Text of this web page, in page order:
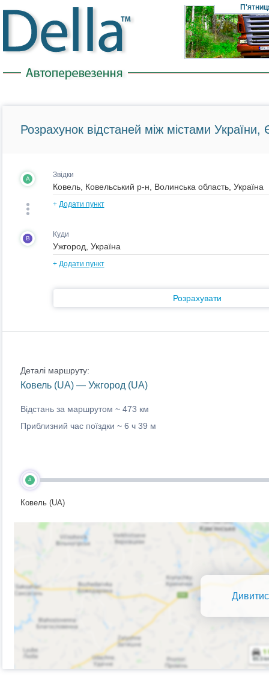
Розрахунок відстаней між містами України,
A Звідки
+ Додати пункт
B Куди
+ Додати пункт
Розрахувати
Деталі маршруту:
Ковель (UA) — Ужгород (UA)
Відстань за маршрутом ~ 473 км
Приблизний час поїздки ~ 6 ч 39 м
A
Ковель (UA)